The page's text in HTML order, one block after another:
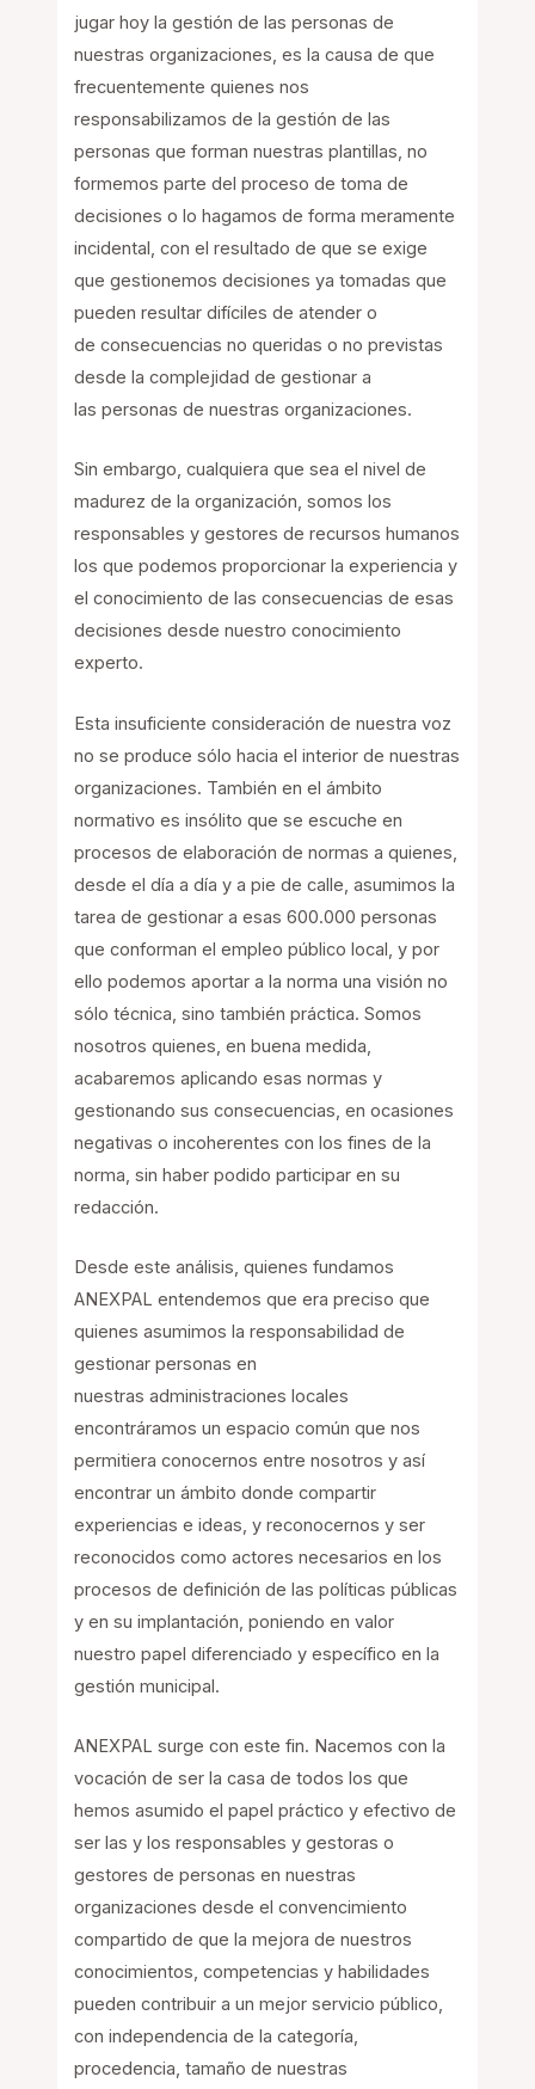
jugar hoy la gestión de las personas de
nuestras organizaciones, es la causa de que
frecuentemente quienes nos
responsabilizamos de la gestión de las
personas que forman nuestras plantillas, no
formemos parte del proceso de toma de
decisiones o lo hagamos de forma meramente
incidental, con el resultado de que se exige
que gestionemos decisiones ya tomadas que
pueden resultar difíciles de atender o
de consecuencias no queridas o no previstas
desde la complejidad de gestionar a
las personas de nuestras organizaciones.
Sin embargo, cualquiera que sea el nivel de
madurez de la organización, somos los
responsables y gestores de recursos humanos
los que podemos proporcionar la experiencia y
el conocimiento de las consecuencias de esas
decisiones desde nuestro conocimiento
experto.
Esta insuficiente consideración de nuestra voz
no se produce sólo hacia el interior de nuestras
organizaciones. También en el ámbito
normativo es insólito que se escuche en
procesos de elaboración de normas a quienes,
desde el día a día y a pie de calle, asumimos la
tarea de gestionar a esas 600.000 personas
que conforman el empleo público local, y por
ello podemos aportar a la norma una visión no
sólo técnica, sino también práctica. Somos
nosotros quienes, en buena medida,
acabaremos aplicando esas normas y
gestionando sus consecuencias, en ocasiones
negativas o incoherentes con los fines de la
norma, sin haber podido participar en su
redacción.
Desde este análisis, quienes fundamos
ANEXPAL entendemos que era preciso que
quienes asumimos la responsabilidad de
gestionar personas en
nuestras administraciones locales
encontráramos un espacio común que nos
permitiera conocernos entre nosotros y así
encontrar un ámbito donde compartir
experiencias e ideas, y reconocernos y ser
reconocidos como actores necesarios en los
procesos de definición de las políticas públicas
y en su implantación, poniendo en valor
nuestro papel diferenciado y específico en la
gestión municipal.
ANEXPAL surge con este fin. Nacemos con la
vocación de ser la casa de todos los que
hemos asumido el papel práctico y efectivo de
ser las y los responsables y gestoras o
gestores de personas en nuestras
organizaciones desde el convencimiento
compartido de que la mejora de nuestros
conocimientos, competencias y habilidades
pueden contribuir a un mejor servicio público,
con independencia de la categoría,
procedencia, tamaño de nuestras